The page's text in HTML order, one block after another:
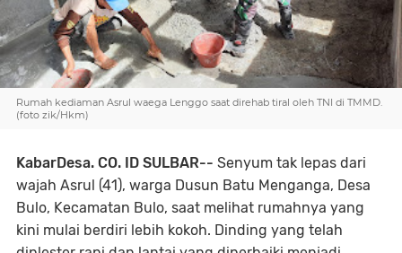
Rumah kediaman Asrul waega Lenggo saat direhab tiral oleh TNI di TMMD.
(foto zik/Hkm)
KabarDesa. CO. ID SULBAR-- Senyum tak lepas dari
wajah Asrul (41), warga Dusun Batu Menganga, Desa
Bulo, Kecamatan Bulo, saat melihat rumahnya yang
kini mulai berdiri lebih kokoh. Dinding yang telah